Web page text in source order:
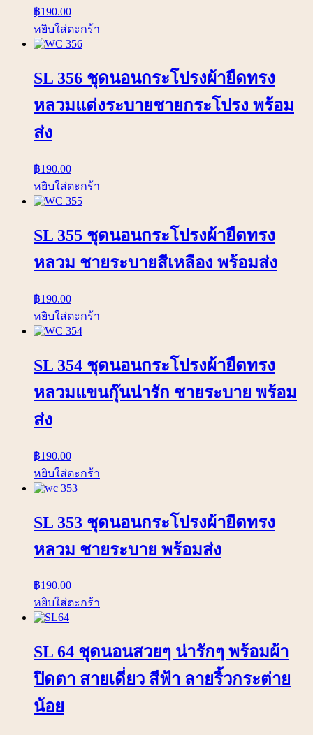
฿190.00
หยิบใส่ตะกร้า
SL 356 ชุดนอนกระโปรงผ้ายืดทรง
หลวมแต่งระบายชายกระโปรง พร้อม
ส่ง
฿190.00
หยิบใส่ตะกร้า
SL 355 ชุดนอนกระโปรงผ้ายืดทรง
หลวม ชายระบายสีเหลือง พร้อมส่ง
฿190.00
หยิบใส่ตะกร้า
SL 354 ชุดนอนกระโปรงผ้ายืดทรง
หลวมแขนกุ๊นน่ารัก ชายระบาย พร้อม
ส่ง
฿190.00
หยิบใส่ตะกร้า
SL 353 ชุดนอนกระโปรงผ้ายืดทรง
หลวม ชายระบาย พร้อมส่ง
฿190.00
หยิบใส่ตะกร้า
SL 64 ชุดนอนสวยๆ น่ารักๆ พร้อมผ้า
ปิดตา สายเดี่ยว สีฟ้า ลายริ้วกระต่าย
น้อย